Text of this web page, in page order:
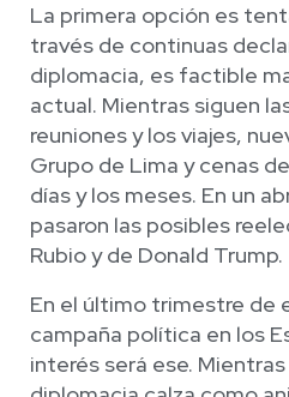
La primera opción es
través de continuas
diplomacia, es factible
actual. Mientras siguen
reuniones y los viajes,
Grupo de Lima y cenas
días y los meses. En un
pasaron las posibles
Rubio y de Donald Trump.
En el último trimestre de
campaña política en los
interés será ese.